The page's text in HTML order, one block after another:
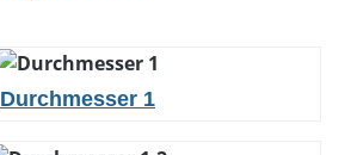
Durchmesser 1